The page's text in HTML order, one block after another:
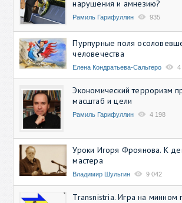
нарушения и амнезию?
Рамиль Гарифуллин 935
Пурпурные поля
человечества
Елена Кондратьева-Сальгеро 4
Экономический терроризм
масштаб и цели
Рамиль Гарифуллин 4 198
Уроки Игоря Фроянова. К
мастера
Владимир Шульгин 9 042
Transnistria. Игра на минном